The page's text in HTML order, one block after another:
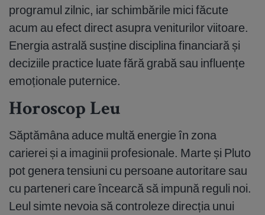
programul zilnic, iar schimbările mici făcute
acum au efect direct asupra veniturilor viitoare.
Energia astrală susține disciplina financiară și
deciziile practice luate fără grabă sau influențe
emoționale puternice.
Horoscop Leu
Săptămâna aduce multă energie în zona
carierei și a imaginii profesionale. Marte și Pluto
pot genera tensiuni cu persoane autoritare sau
cu parteneri care încearcă să impună reguli noi.
Leul simte nevoia să controleze direcția unui